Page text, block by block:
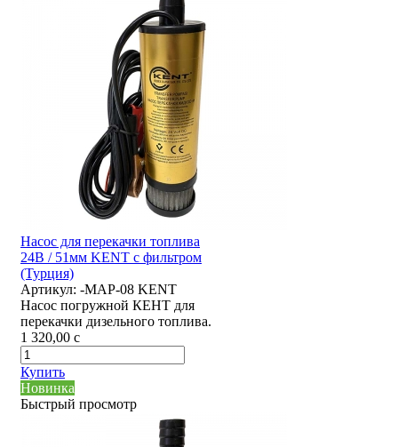
Насос для перекачки топлива
24В / 51мм KENT с фильтром
(Турция)
Артикул: -MAP-08 KENT
Насос погружной КЕНТ для
перекачки дизельного топлива.
1 320,00 c
Купить
Новинка
Быстрый просмотр